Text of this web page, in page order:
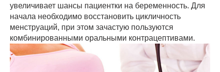
увеличивает шансы пациентки на беременность. Для
начала необходимо восстановить цикличность
менструаций, при этом зачастую пользуются
комбинированными оральными контрацептивами.